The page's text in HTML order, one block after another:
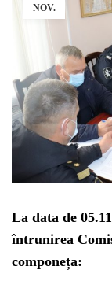
NOV.
La data de
întrunirea
componeța: